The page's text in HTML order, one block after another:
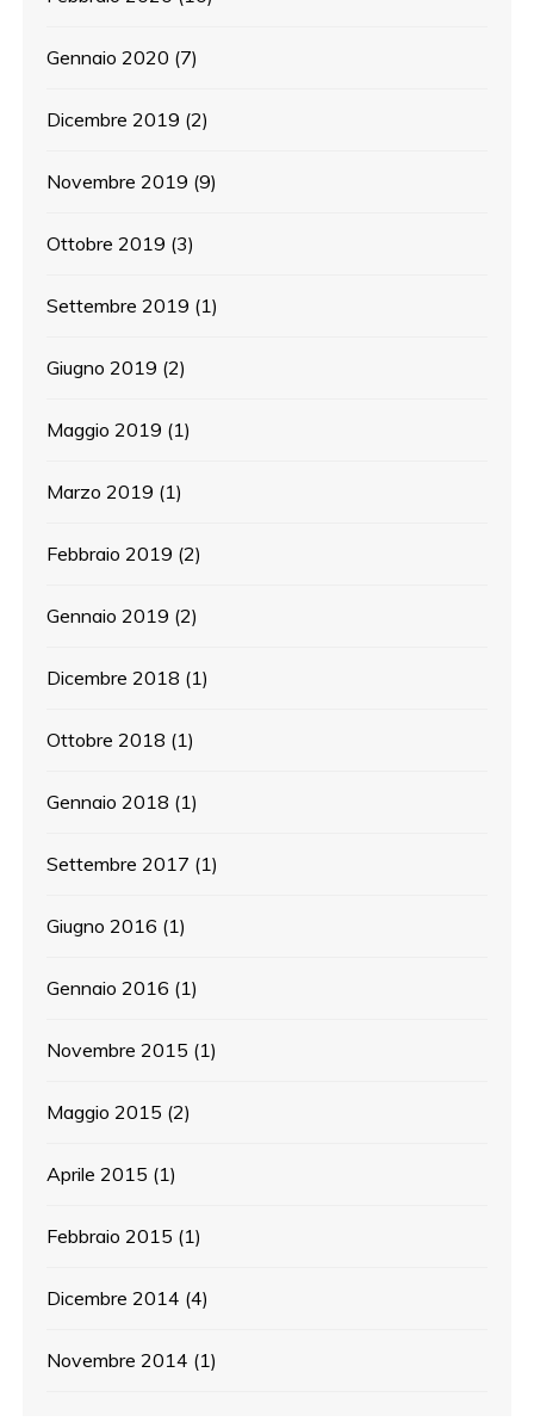
Gennaio 2020 (7)
Dicembre 2019 (2)
Novembre 2019 (9)
Ottobre 2019 (3)
Settembre 2019 (1)
Giugno 2019 (2)
Maggio 2019 (1)
Marzo 2019 (1)
Febbraio 2019 (2)
Gennaio 2019 (2)
Dicembre 2018 (1)
Ottobre 2018 (1)
Gennaio 2018 (1)
Settembre 2017 (1)
Giugno 2016 (1)
Gennaio 2016 (1)
Novembre 2015 (1)
Maggio 2015 (2)
Aprile 2015 (1)
Febbraio 2015 (1)
Dicembre 2014 (4)
Novembre 2014 (1)